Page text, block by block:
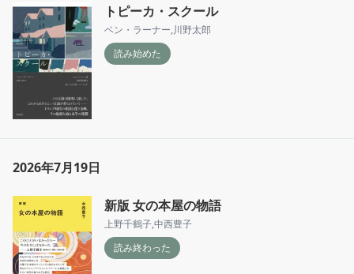
トピーカ・スクール
ベン・ラーナー,川野太郎
読み始めた
2026年7月19日
新版 女の本屋の物語
上野千鶴子,中西豊子
読み終わった